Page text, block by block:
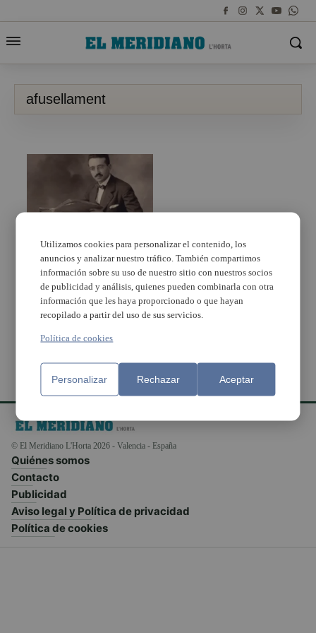
afusellament
Homenatge al Rector
Peset Aleixandre quan
es compleixen 82 anys
del seu afusellament al
Terrer de Paterna
© El Meridiano L'Horta 2026 - Valencia - España
Quiénes somos
Contacto
Publicidad
Aviso legal y Política de privacidad
Política de cookies
Utilizamos cookies para personalizar el contenido, los
anuncios y analizar nuestro tráfico. También compartimos
información sobre su uso de nuestro sitio con nuestros socios
de publicidad y análisis, quienes pueden combinarla con otra
información que les haya proporcionado o que hayan
recopilado a partir del uso de sus servicios.
Política de cookies
Personalizar Rechazar Aceptar